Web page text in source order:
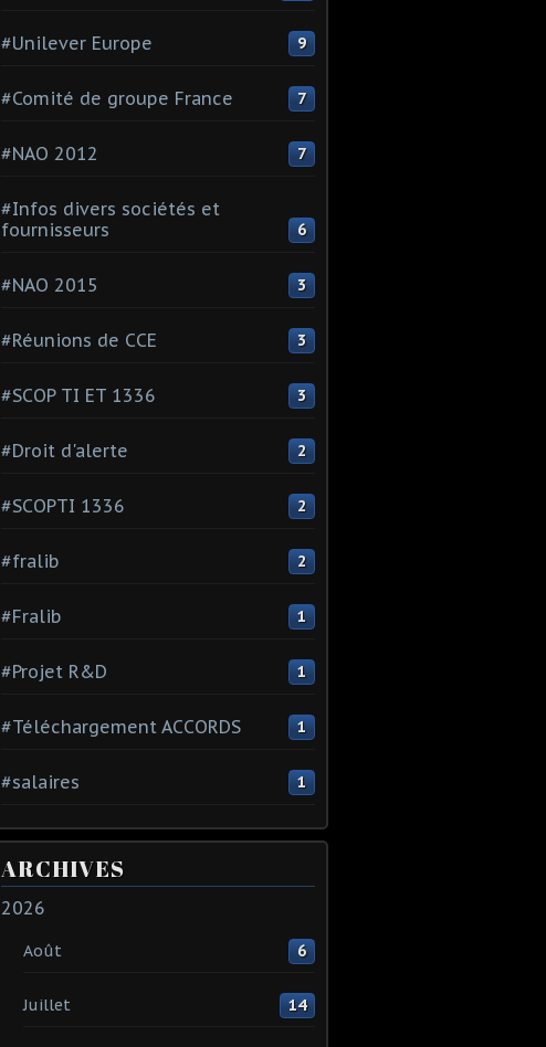
#Unilever Europe 9
#Comité de groupe France 7
#NAO 2012 7
#Infos divers sociétés et
fournisseurs
6
#NAO 2015 3
#Réunions de CCE 3
#SCOP TI ET 1336 3
#Droit d'alerte 2
#SCOPTI 1336 2
#fralib 2
#Fralib 1
#Projet R&D 1
#Téléchargement ACCORDS 1
#salaires 1
ARCHIVES
2026
Août 6
Juillet 14